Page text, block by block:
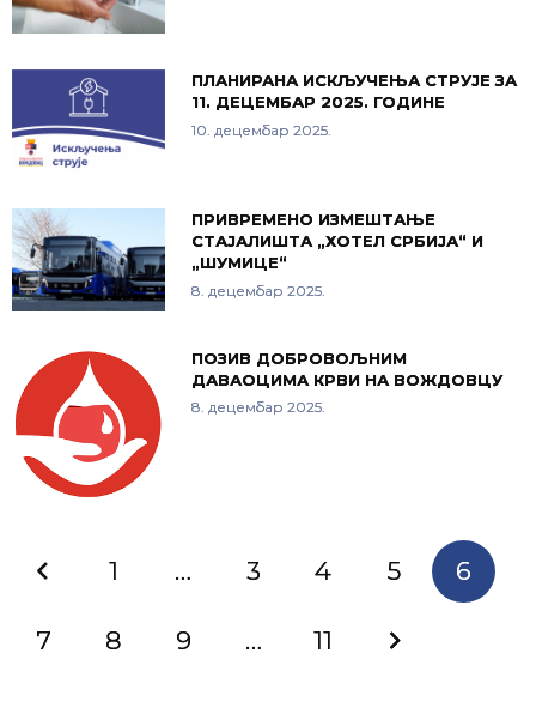
ПЛАНИРАНА ИСКЉУЧЕЊА СТРУЈЕ ЗА
11. ДЕЦЕМБАР 2025. ГОДИНЕ
10. децембар 2025.
ПРИВРЕМЕНО ИЗМЕШТАЊЕ
СТАЈАЛИШТА „ХОТЕЛ СРБИЈА“ И
„ШУМИЦЕ“
8. децембар 2025.
ПОЗИВ ДОБРОВОЉНИМ
ДАВАОЦИМА КРВИ НА ВОЖДОВЦУ
8. децембар 2025.
1 … 3 4 5 6
7 8 9 … 11